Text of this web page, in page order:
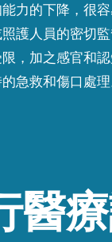
力的下降，很
護人員的密切
，加之感官和
急救和傷口處理
醫